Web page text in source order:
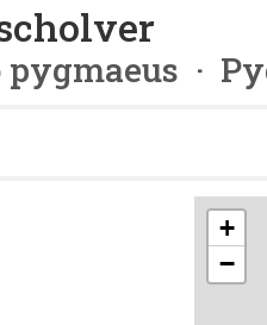
·
+
−